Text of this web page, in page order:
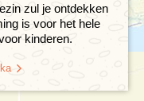
zul je ontdekken
is voor het hele
kinderen.